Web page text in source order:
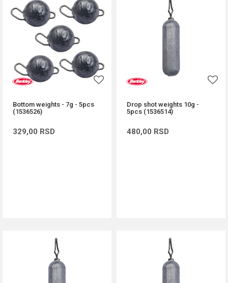
Bottom weights - 7g - 5pcs
(1536526)
329,00 RSD
Drop shot weights 10g -
5pcs (1536514)
480,00 RSD